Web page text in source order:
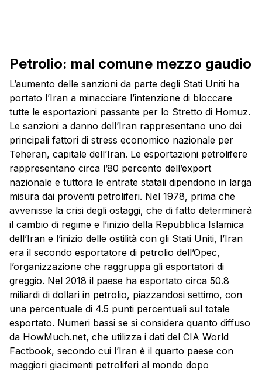
Petrolio: mal comune mezzo gaudio
L’aumento delle sanzioni da parte degli Stati Uniti ha
portato l’Iran a minacciare l’intenzione di bloccare
tutte le esportazioni passante per lo Stretto di Homuz.
Le sanzioni a danno dell’Iran rappresentano uno dei
principali fattori di stress economico nazionale per
Teheran, capitale dell’Iran. Le esportazioni petrolifere
rappresentano circa l’80 percento dell’export
nazionale e tuttora le entrate statali dipendono in larga
misura dai proventi petroliferi. Nel 1978, prima che
avvenisse la crisi degli ostaggi, che di fatto determinerà
il cambio di regime e l’inizio della Repubblica Islamica
dell’Iran e l’inizio delle ostilità con gli Stati Uniti, l’Iran
era il secondo esportatore di petrolio dell’Opec,
l’organizzazione che raggruppa gli esportatori di
greggio. Nel 2018 il paese ha esportato circa 50.8
miliardi di dollari in petrolio, piazzandosi settimo, con
una percentuale di 4.5 punti percentuali sul totale
esportato. Numeri bassi se si considera quanto diffuso
da HowMuch.net, che utilizza i dati del CIA World
Factbook, secondo cui l’Iran è il quarto paese con
maggiori giacimenti petroliferi al mondo dopo